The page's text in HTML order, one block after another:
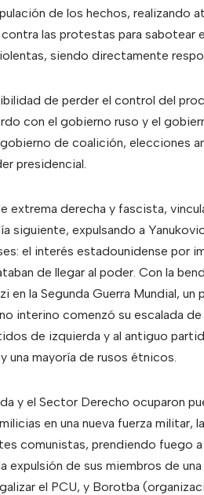
de los hechos,
las protestas para
siendo directamente
de perder el control del
con el gobierno ruso y el
de coalición, elecciones
presidencial.
extrema derecha y fascista,
siguiente, expulsando a
el interés estadounidense por
de llegar al poder. Con la
en la Segunda Guerra Mundial,
interino comenzó su escalada
de izquierda y al antiguo
una mayoría de rusos étnicos.
y el Sector Derecho ocuparon
en una nueva fuerza militar,
comunistas, prendiendo fuego
expulsión de sus miembros de
el PCU, y Borotba